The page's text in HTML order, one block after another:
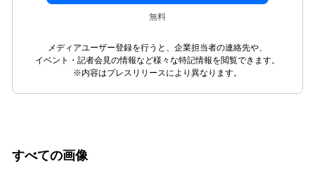
無料
メディアユーザー登録を行うと、企業担当者の連絡先や、
イベント・記者会見の情報など様々な特記情報を閲覧できます。
※内容はプレスリリースにより異なります。
すべての画像